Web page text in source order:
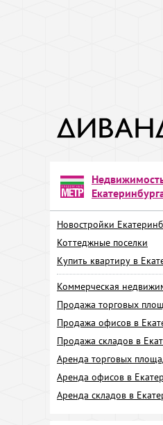
Новостройки
Коттеджные поселки
Купить квартиру в
Коммерческая
Продажа торговых
Продажа офисов в
Продажа складов в
Аренда торговых
Аренда офисов в
Аренда складов в